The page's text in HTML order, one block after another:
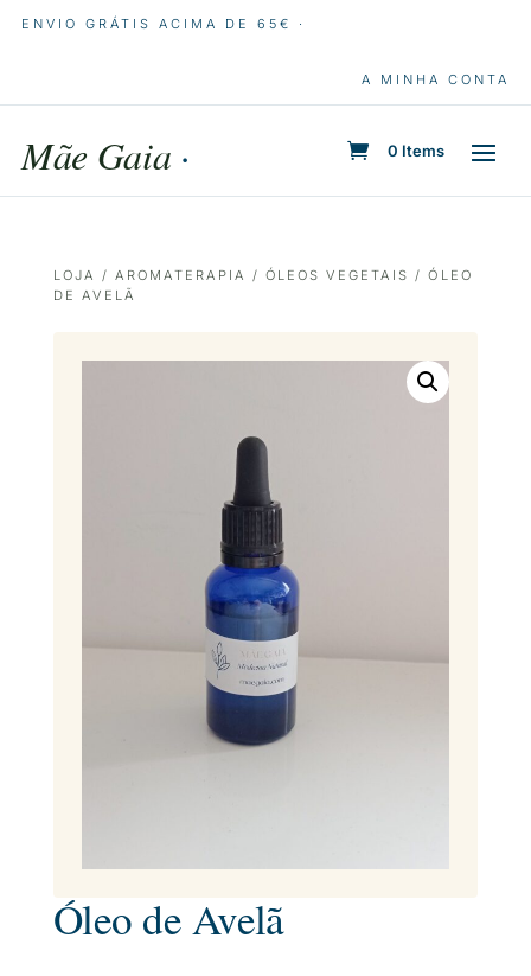
ENVIO GRÁTIS ACIMA DE 65€ ·
A MINHA CONTA
Mãe Gaia · 0 Items
LOJA / AROMATERAPIA /ÓLEOS VEGETAIS / ÓLEO
DE AVELÃ
Óleo de Avelã